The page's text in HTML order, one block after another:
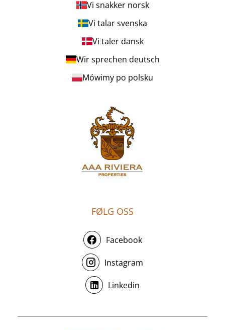
Vi snakker norsk
Vi talar svenska
Vi taler dansk
Wir sprechen deutsch
Mówimy po polsku
FØLG OSS
Facebook
Instagram
Linkedin